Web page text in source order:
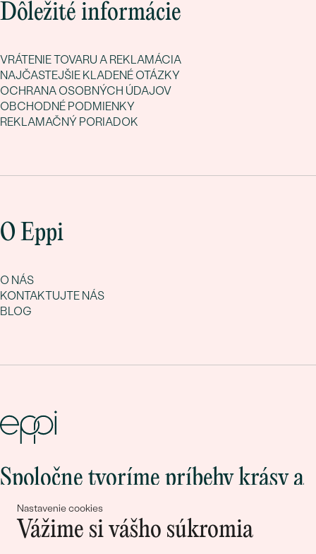
Nastavenie cookies
Vážime si vášho súkromia
Dôležité informácie
VRÁTENIE TOVARU A REKLAMÁCIA
NAJČASTEJŠIE KLADENÉ OTÁZKY
OCHRANA OSOBNÝCH ÚDAJOV
OBCHODNÉ PODMIENKY
REKLAMAČNÝ PORIADOK
O Eppi
O NÁS
KONTAKTUJTE NÁS
BLOG
Spoločne tvoríme príbehy krásy a
lásky